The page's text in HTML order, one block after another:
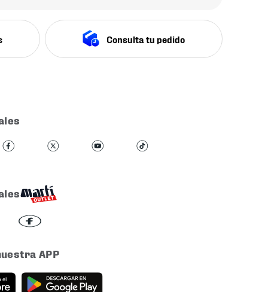
Consulta tu pedido
APP